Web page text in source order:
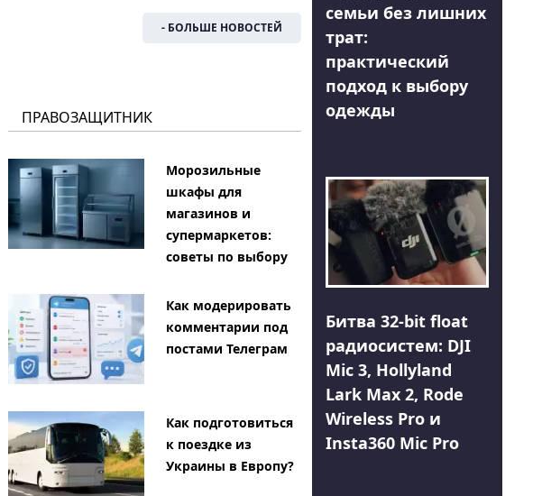
- БОЛЬШЕ НОВОСТЕЙ
ПРАВОЗАЩИТНИК
Морозильные
шкафы для
магазинов и
супермаркетов:
советы по выбору
Как модерировать
комментарии под
постами Телеграм
Как подготовиться
к поездке из
Украины в Европу?
семьи без лишних
трат:
практический
подход к выбору
одежды
Битва 32-bit float
радиосистем: DJI
Mic 3, Hollyland
Lark Max 2, Rode
Wireless Pro и
Insta360 Mic Pro